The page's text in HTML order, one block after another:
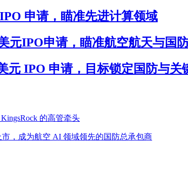
申请，瞄准先进计算领域
元IPO申请，瞄准航空航天与国
IPO 申请，目标锁定国防与关
的高管牵头
市，成为航空 AI 领域领先的国防总承包商